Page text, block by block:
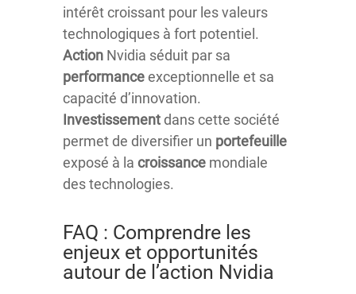
intérêt croissant pour les valeurs
technologiques à fort potentiel.
Action Nvidia séduit par sa
performanceexceptionnelle et sa
capacité d’innovation.
Investissement dans cette société
permet de diversifier un portefeuille
exposé à la croissance mondiale
des technologies.
FAQ : Comprendre les
enjeux et opportunités
autour de l’action Nvidia